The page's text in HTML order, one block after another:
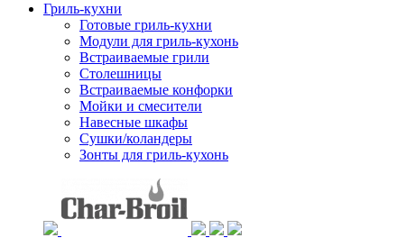
Гриль-кухни
Готовые гриль-кухни
Модули для гриль-кухонь
Встраиваемые грили
Столешницы
Встраиваемые конфорки
Мойки и смесители
Навесные шкафы
Сушки/коландеры
Зонты для гриль-кухонь